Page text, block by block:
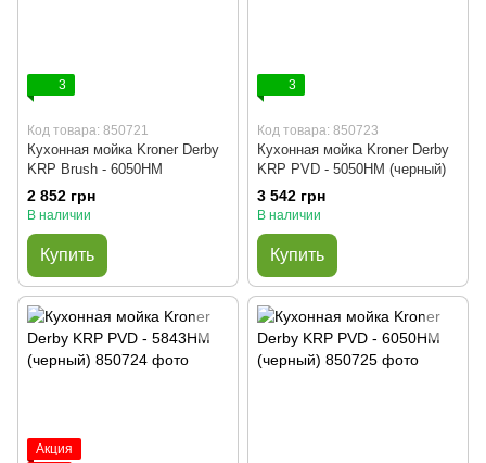
3
Код товара: 850721
Кухонная мойка Kroner Derby
KRP Brush - 6050HM
2 852 грн
В наличии
Купить
3
Код товара: 850723
Кухонная мойка Kroner Derby
KRP PVD - 5050HM (черный)
3 542 грн
В наличии
Купить
Акция